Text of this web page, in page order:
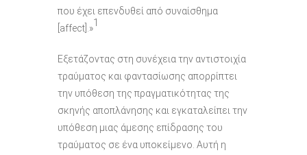
που έχει επενδυθεί από συναίσθημα
[affect].»1
Εξετάζοντας στη συνέχεια την αντιστοιχία
τραύματος και φαντασίωσης απορρίπτει
την υπόθεση της πραγματικότητας της
σκηνής αποπλάνησης και εγκαταλείπει την
υπόθεση μιας άμεσης επίδρασης του
τραύματος σε ένα υποκείμενο. Αυτή η